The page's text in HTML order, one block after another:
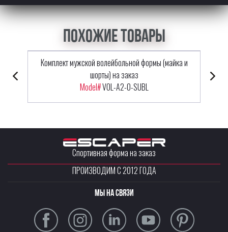
Похожие товары
Комплект мужской волейбольной формы (майка и
шорты) на заказ
Model#VOL-A2-0-SUBL
Спортивная форма на заказ
ПРОИЗВОДИМ С 2012 ГОДА
Мы на связи